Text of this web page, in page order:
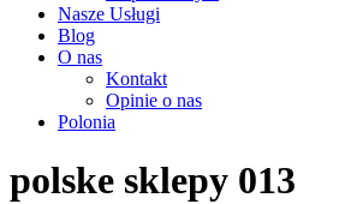
Nasze Usługi
Blog
O nas
Kontakt
Opinie o nas
Polonia
polske sklepy 013